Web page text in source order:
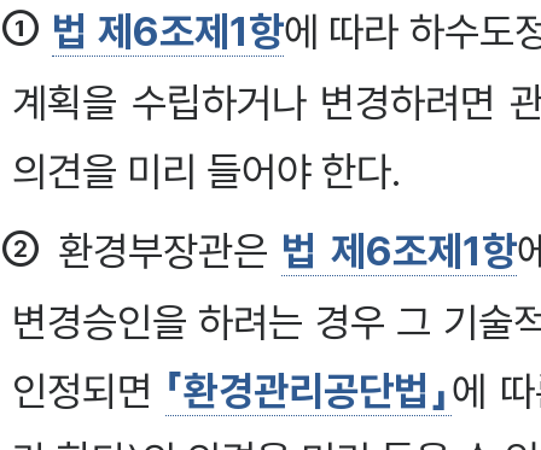
① 법 제6조제1항에 따라 하수도
계획을 수립하거나 변경하려면
의견을 미리 들어야 한다.
② 환경부장관은 법 제6조제1항
변경승인을 하려는 경우 그 기술
인정되면 「환경관리공단법」에